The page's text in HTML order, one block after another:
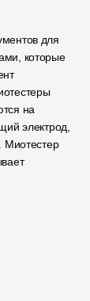
для
которые
на
электрод,
Миотестер